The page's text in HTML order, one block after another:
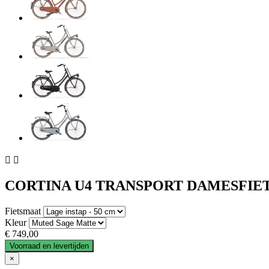
 
CORTINA U4 TRANSPORT
Fietsmaat
Kleur
€ 749,00
Voorraad en levertijden
×